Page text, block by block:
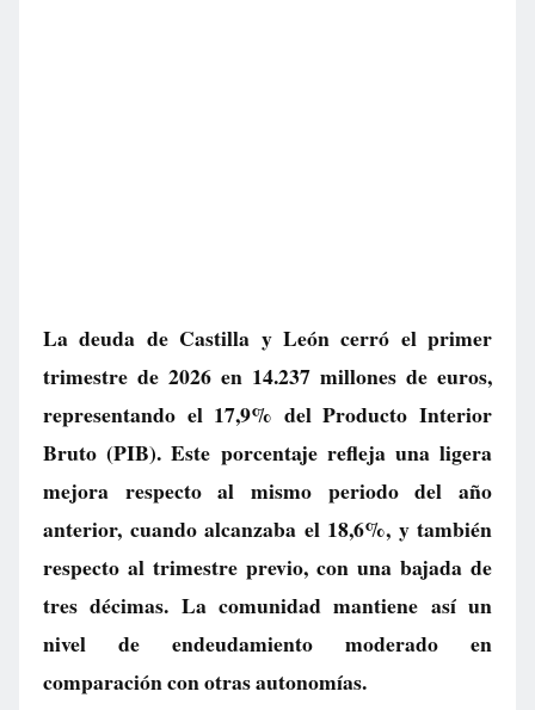
La deuda de Castilla y León cerró el primer
trimestre de 2026 en 14.237 millones de euros,
representando el 17,9% del Producto Interior
Bruto (PIB). Este porcentaje refleja una ligera
mejora respecto al mismo periodo del año
anterior, cuando alcanzaba el 18,6%, y también
respecto al trimestre previo, con una bajada de
tres décimas. La comunidad mantiene así un
nivel de endeudamiento moderado en
comparación con otras autonomías.